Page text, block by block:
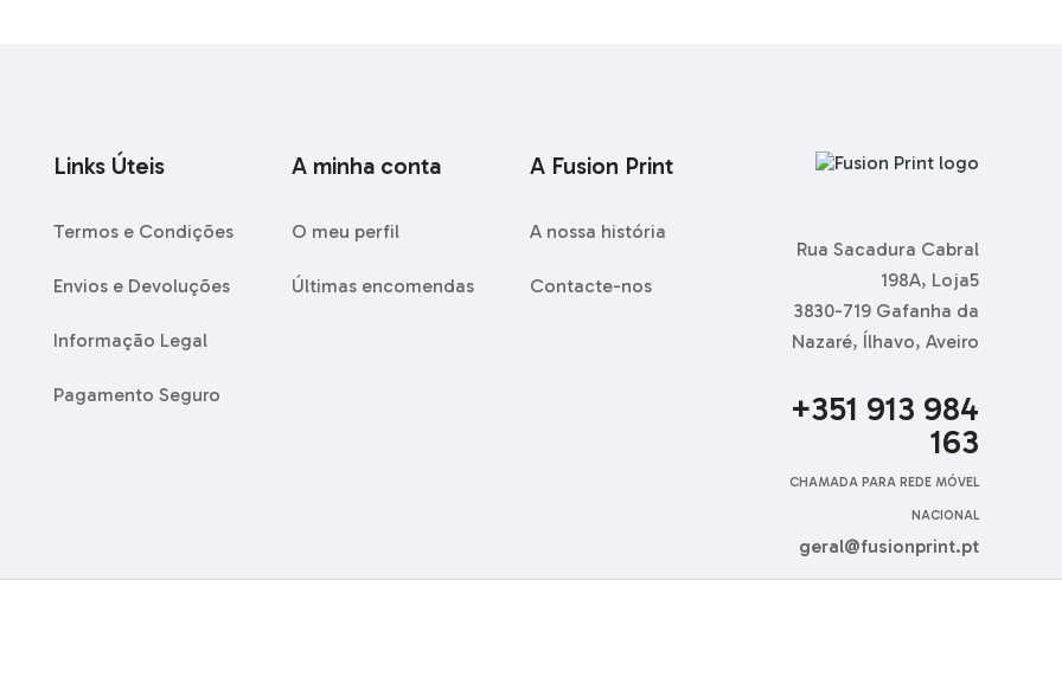
Links Úteis
Termos e Condições
Envios e Devoluções
Informação Legal
Pagamento Seguro
A minha conta
O meu perfil
Últimas encomendas
A Fusion Print
A nossa história
Contacte-nos
Rua Sacadura Cabral
198A, Loja5
3830-719 Gafanha da
Nazaré, Ílhavo, Aveiro
+351 913 984
163
CHAMADA PARA REDE MÓVEL
NACIONAL
geral@fusionprint.pt